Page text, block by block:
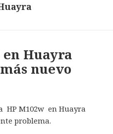
Huayra
nuevo
HP M102w en Huayra
problema.